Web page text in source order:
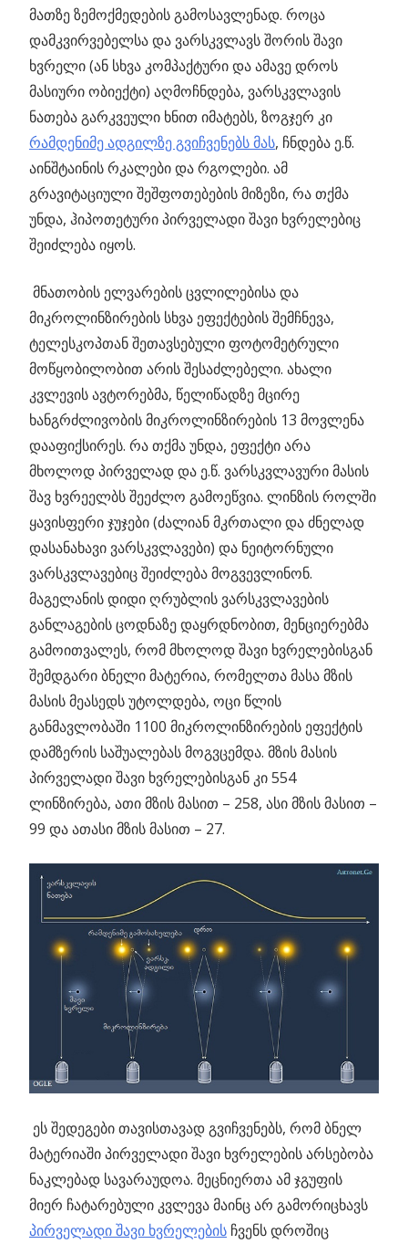
მათზე ზემოქმედების გამოსავლენად. როცა
დამკვირვებელსა და ვარსკვლავს შორის შავი
ხვრელი (ან სხვა კომპაქტური და ამავე დროს
მასიური ობიექტი) აღმოჩნდება, ვარსკვლავის
ნათება გარკვეული ხნით იმატებს, ზოგჯერ კი
რამდენიმე ადგილზე გვიჩვენებს მას, ჩნდება ე.წ.
აინშტაინის რკალები და რგოლები. ამ
გრავიტაციული შეშფოთებების მიზეზი, რა თქმა
უნდა, ჰიპოთეტური პირველადი შავი ხვრელებიც
შეიძლება იყოს.
მნათობის ელვარების ცვლილებისა და
მიკროლინზირების სხვა ეფექტების შემჩნევა,
ტელესკოპთან შეთავსებული ფოტომეტრული
მოწყობილობით არის შესაძლებელი. ახალი
კვლევის ავტორებმა, წელიწადზე მცირე
ხანგრძლივობის მიკროლინზირების 13 მოვლენა
დააფიქსირეს. რა თქმა უნდა, ეფექტი არა
მხოლოდ პირველად და ე.წ. ვარსკვლავური მასის
შავ ხვრეელბს შეეძლო გამოეწვია. ლინზის როლში
ყავისფერი ჯუჯები (ძალიან მკრთალი და ძნელად
დასანახავი ვარსკვლავები) და ნეიტორნული
ვარსკვლავებიც შეიძლება მოგვევლინონ.
მაგელანის დიდი ღრუბლის ვარსკვლავების
განლაგების ცოდნაზე დაყრდნობით, მენციერებმა
გამოითვალეს, რომ მხოლოდ შავი ხვრელებისგან
შემდგარი ბნელი მატერია, რომელთა მასა მზის
მასის მეასედს უტოლდება, ოცი წლის
განმავლობაში 1100 მიკროლინზირების ეფექტის
დამზერის საშუალებას მოგვცემდა. მზის მასის
პირველადი შავი ხვრელებისგან კი 554
ლინზირება, ათი მზის მასით – 258, ასი მზის მასით –
99 და ათასი მზის მასით – 27.
ეს შედეგები თავისთავად გვიჩვენებს, რომ ბნელ
მატერიაში პირველადი შავი ხვრელების არსებობა
ნაკლებად სავარაუდოა. მეცნიერთა ამ ჯგუფის
მიერ ჩატარებული კვლევა მაინც არ გამორიცხავს
პირველადი შავი ხვრელების ჩვენს დროშიც